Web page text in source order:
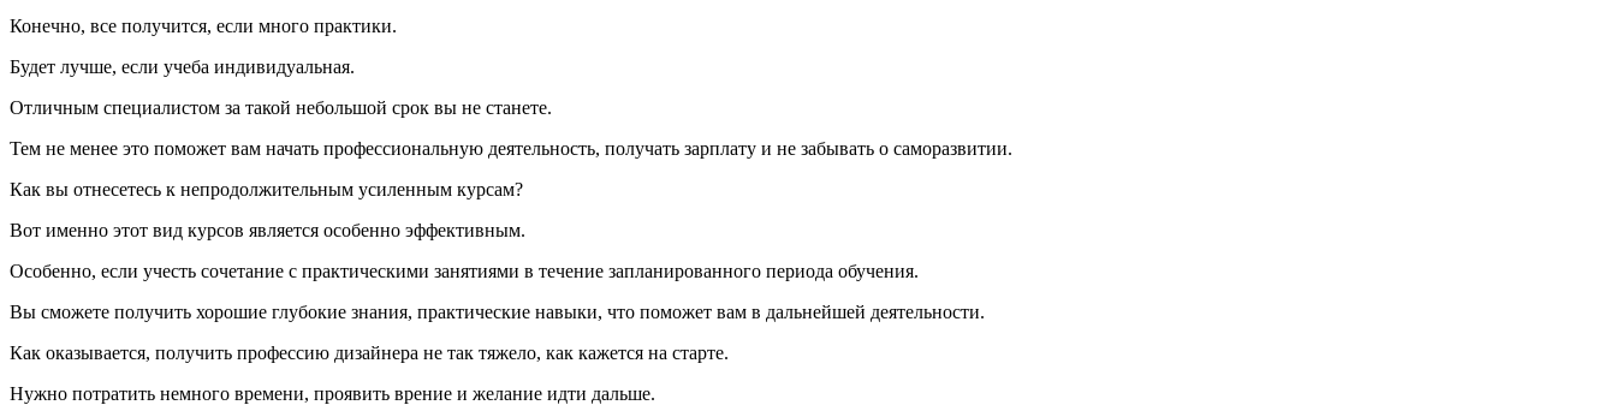
Конечно, все получится, если много практики.
Будет лучше, если учеба индивидуальная.
Отличным специалистом за такой небольшой срок вы не станете.
Тем не менее это поможет вам начать профессиональную деятельность, получать зарплату и не забывать о саморазвитии.
Как вы отнесетесь к непродолжительным усиленным курсам?
Вот именно этот вид курсов является особенно эффективным.
Особенно, если учесть сочетание с практическими занятиями в течение запланированного периода обучения.
Вы сможете получить хорошие глубокие знания, практические навыки, что поможет вам в дальнейшей деятельности.
Как оказывается, получить профессию дизайнера не так тяжело, как кажется на старте.
Нужно потратить немного времени, проявить врение и желание идти дальше.